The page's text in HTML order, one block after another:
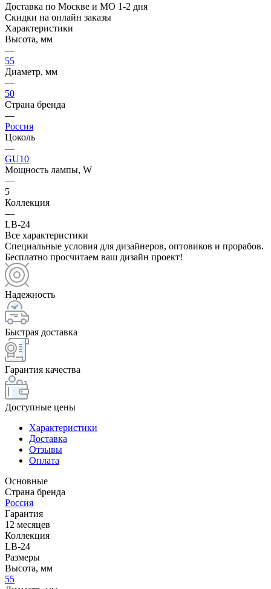
Доставка по Москве и МО 1-2 дня
Скидки на онлайн заказы
Характеристики
Высота, мм
—
55
Диаметр, мм
—
50
Страна бренда
—
Россия
Цоколь
—
GU10
Мощность лампы, W
—
5
Коллекция
—
LB-24
Все характеристики
Специальные условия для дизайнеров, оптовиков и прорабов.
Бесплатно просчитаем ваш дизайн проект!
Надежность
Быстрая доставка
Гарантия качества
Доступные цены
Характеристики
Доставка
Отзывы
Оплата
Основные
Страна бренда
Россия
Гарантия
12 месяцев
Коллекция
LB-24
Размеры
Высота, мм
55